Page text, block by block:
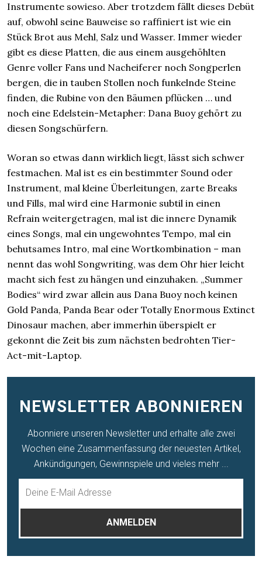
Instrumente sowieso. Aber trotzdem fällt dieses Debüt
auf, obwohl seine Bauweise so raffiniert ist wie ein
Stück Brot aus Mehl, Salz und Wasser. Immer wieder
gibt es diese Platten, die aus einem ausgehöhlten
Genre voller Fans und Nacheiferer noch Songperlen
bergen, die in tauben Stollen noch funkelnde Steine
finden, die Rubine von den Bäumen pflücken … und
noch eine Edelstein-Metapher: Dana Buoy gehört zu
diesen Songschürfern.
Woran so etwas dann wirklich liegt, lässt sich schwer
festmachen. Mal ist es ein bestimmter Sound oder
Instrument, mal kleine Überleitungen, zarte Breaks
und Fills, mal wird eine Harmonie subtil in einen
Refrain weitergetragen, mal ist die innere Dynamik
eines Songs, mal ein ungewohntes Tempo, mal ein
behutsames Intro, mal eine Wortkombination – man
nennt das wohl Songwriting, was dem Ohr hier leicht
macht sich fest zu hängen und einzuhaken. „Summer
Bodies“ wird zwar allein aus Dana Buoy noch keinen
Gold Panda, Panda Bear oder Totally Enormous Extinct
Dinosaur machen, aber immerhin überspielt er
gekonnt die Zeit bis zum nächsten bedrohten Tier-
Act-mit-Laptop.
NEWSLETTER ABONNIEREN
Abonniere unseren Newsletter und erhalte alle zwei
Wochen eine Zusammenfassung der neuesten Artikel,
Ankündigungen, Gewinnspiele und vieles mehr ...